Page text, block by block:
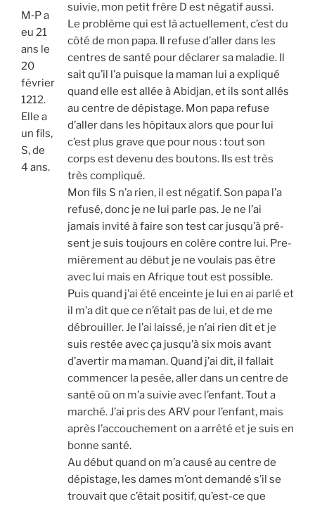
M‑P a
eu 21
ans le
20
février
1212.
Elle a
un fils,
S, de
4 ans.
sui­vie, mon petit frère D est néga­tif aus­si.
Le pro­blème qui est là actuel­le­ment, c’est du
côté de mon papa. Il refuse d’aller dans les
centres de san­té pour décla­rer sa mala­die. Il
sait qu’il l’a puisque la maman lui a expli­qué
quand elle est allée à Abid­jan, et ils sont allés
au centre de dépis­tage. Mon papa refuse
d’aller dans les hôpi­taux alors que pour lui
c’est plus grave que pour nous : tout son
corps est deve­nu des bou­tons. Ils est très
très com­pli­qué.
Mon fils S n’a rien, il est néga­tif. Son papa l’a
refu­sé, donc je ne lui parle pas. Je ne l’ai
jamais invi­té à faire son test car jusqu’à pré­
sent je suis tou­jours en colère contre lui. Pre­
miè­re­ment au début je ne vou­lais pas être
avec lui mais en Afrique tout est pos­sible.
Puis quand j’ai été enceinte je lui en ai par­lé et
il m’a dit que ce n’était pas de lui, et de me
débrouiller. Je l’ai lais­sé, je n’ai rien dit et je
suis res­tée avec ça jusqu’à six mois avant
d’avertir ma maman. Quand j’ai dit, il fal­lait
com­men­cer la pesée, aller dans un centre de
san­té où on m’a sui­vie avec l’enfant. Tout a
mar­ché. J’ai pris des ARV pour l’enfant, mais
après l’accouchement on a arrê­té et je suis en
bonne san­té.
Au début quand on m’a cau­sé au centre de
dépis­tage, les dames m’ont deman­dé s’il se
trou­vait que c’était posi­tif, qu’est-ce que